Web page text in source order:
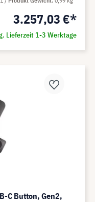
3.257,03 €*
Lieferzeit 1-3 Werktage
C Button, Gen2,